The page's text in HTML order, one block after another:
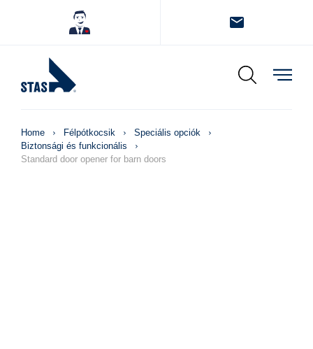
Home Félpótkocsik
Speciális opciók
Biztonsági és funkcionális
Standard door opener for barn doors